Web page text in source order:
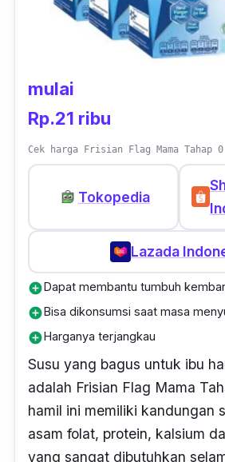
mulai
Rp.21 ribu
Cek harga Frisian Flag Mama Tahap
Tokopedia
Lazada
add_circleDapat membantu tumbuh
add_circleBisa dikonsumsi saat masa
add_circleHarganya terjangkau
Susu yang bagus untuk ibu
adalah Frisian Flag Mama
hamil ini memiliki kandungan
asam folat, protein, kalsium
yang sangat dibutuhkan